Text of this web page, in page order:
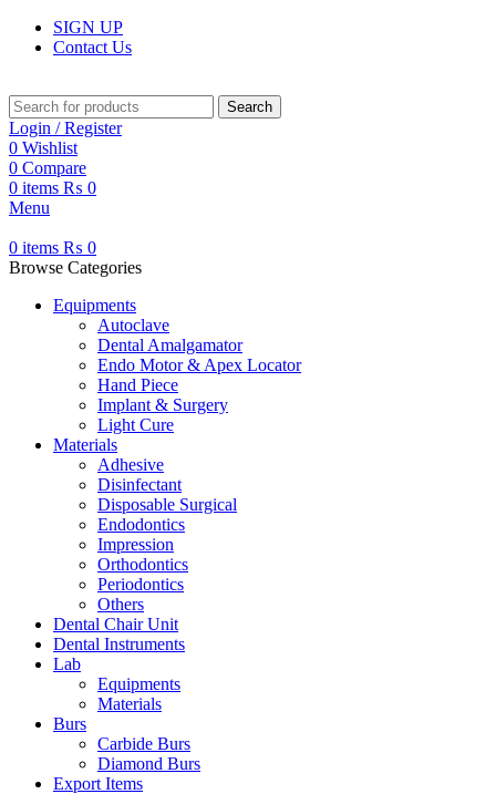
SIGN UP
Contact Us
Search
Login / Register
0 Wishlist
0 Compare
0 items ₨ 0
Menu
0 items ₨ 0
Browse Categories
Equipments
Autoclave
Dental Amalgamator
Endo Motor & Apex Locator
Hand Piece
Implant & Surgery
Light Cure
Materials
Adhesive
Disinfectant
Disposable Surgical
Endodontics
Impression
Orthodontics
Periodontics
Others
Dental Chair Unit
Dental Instruments
Lab
Equipments
Materials
Burs
Carbide Burs
Diamond Burs
Export Items